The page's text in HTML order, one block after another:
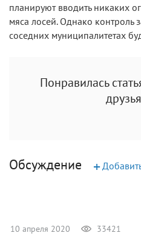
планируют вводить никаких
мяса лосей. Однако контроль
соседних муниципалитетах
Понравилась
Обсуждение +
10 апреля 2020 33421